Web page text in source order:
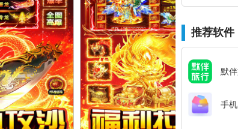
推荐软件
默
手